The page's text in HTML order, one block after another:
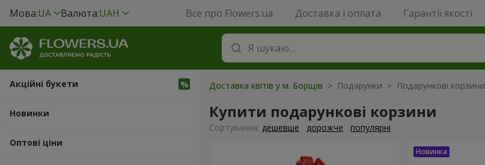
Мова:UA Валюта:UAH Все про Flowers.ua Доставка і оплата Гарантії якості
Акційні букети
Новинки
Оптові ціни
Доставка квітів у м. Борщів > Подарунки > Подарункові корзини
Купити подарункові корзини
Сортування: дешевше дорожче популярні